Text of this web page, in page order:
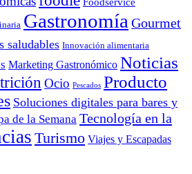
Gastronomía Gourmet
saludables Innovación alimentaria
Marketing Gastronómico Noticias
Ocio Pescados Producto
Soluciones digitales para bares y
de la Semana Tecnología en la
Turismo Viajes y Escapadas